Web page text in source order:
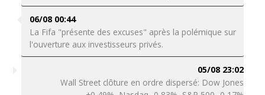
06/08 00:44
La Fifa "présente des excuses" après la polémique sur
l'ouverture aux investisseurs privés.
05/08 23:02
Wall Street clôture en ordre dispersé: Dow Jones